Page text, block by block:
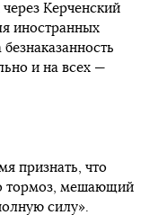
Керченский
иностранных
и на всех —
признать, что
тормоз, мешающий
силу».